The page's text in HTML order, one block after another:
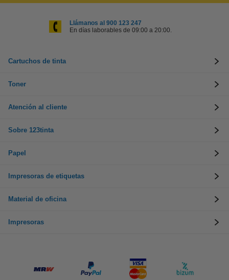
Llámanos al 900 123 247
En días laborables de 09:00 a 20:00.
Cartuchos de tinta
Toner
Atención al cliente
Sobre 123tinta
Papel
Impresoras de etiquetas
Material de oficina
Impresoras